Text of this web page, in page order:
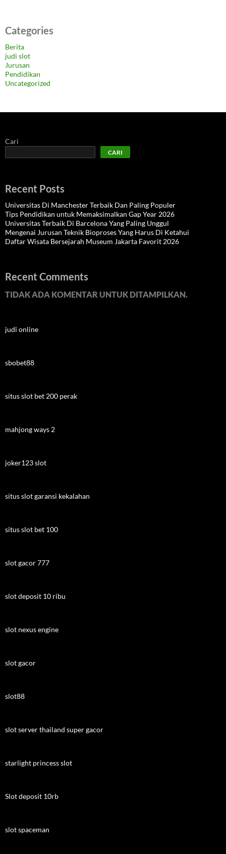
Categories
Berita
judi slot
Jurusan
Pendidikan
Uncategorized
Cari
CARI
Recent Posts
Universitas Di Manchester Terbaik Dan Paling Populer
Tips Pendidikan untuk Memaksimalkan Gap Year 2026
Universitas Terbaik Di Barcelona Yang Paling Unggul
Mengenai Jurusan Teknik Bioproses Yang Harus Di Ketahui
Daftar Wisata Bersejarah Museum Jakarta Favorit 2026
Recent Comments
TIDAK ADA KOMENTAR UNTUK DITAMPILKAN.
judi online
sbobet88
situs slot bet 200 perak
mahjong ways 2
joker123 slot
situs slot garansi kekalahan
situs slot bet 100
slot gacor 777
slot deposit 10 ribu
slot nexus engine
slot gacor
slot88
slot server thailand super gacor
starlight princess slot
Slot deposit 10rb
slot spaceman